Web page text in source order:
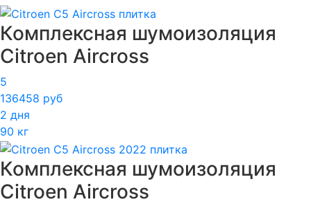
Комплексная шумоизоляция
Citroen Aircross
5
136458 руб
2 дня
90 кг
Комплексная шумоизоляция
Citroen Aircross